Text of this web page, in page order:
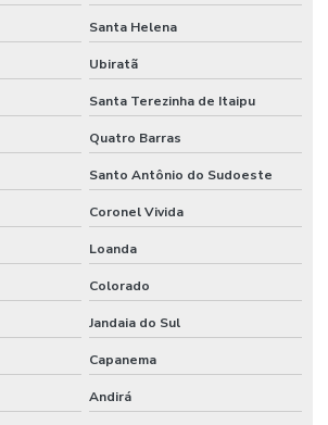
Santa Helena
Ubiratã
Santa Terezinha de Itaipu
Quatro Barras
Santo Antônio do Sudoeste
Coronel Vivida
Loanda
Colorado
Jandaia do Sul
Capanema
Andirá